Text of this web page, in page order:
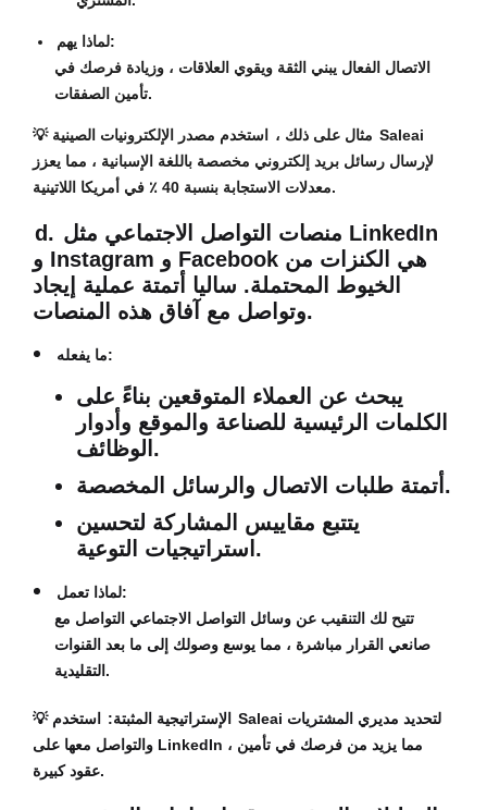
لماذا يهم:
الاتصال الفعال يبني الثقة ويقوي العلاقات ، وزيادة فرصك في
تأمين الصفقات.
💡 مثال على ذلك ،
استخدم مصدر الإلكترونيات الصينية Saleai
لإرسال رسائل بريد إلكتروني مخصصة باللغة الإسبانية ، مما يعزز
معدلات الاستجابة بنسبة 40 ٪ في أمريكا اللاتينية.
d. منصات التواصل الاجتماعي مثل LinkedIn
و Instagram و Facebook هي الكنزات من
الخيوط المحتملة. ساليا أتمتة عملية إيجاد
وتواصل مع آفاق هذه المنصات.
ما يفعله:
يبحث عن العملاء المتوقعين بناءً على
الكلمات الرئيسية للصناعة والموقع وأدوار
الوظائف.
أتمتة طلبات الاتصال والرسائل المخصصة.
يتتبع مقاييس المشاركة لتحسين
استراتيجيات التوعية.
لماذا تعمل:
تتيح لك التنقيب عن وسائل التواصل الاجتماعي التواصل مع
صانعي القرار مباشرة ، مما يوسع وصولك إلى ما بعد القنوات
التقليدية.
💡 الإستراتيجية المثبتة:
استخدم Saleai لتحديد مديري المشتريات
والتواصل معها على LinkedIn ، مما يزيد من فرصك في تأمين
عقود كبيرة.